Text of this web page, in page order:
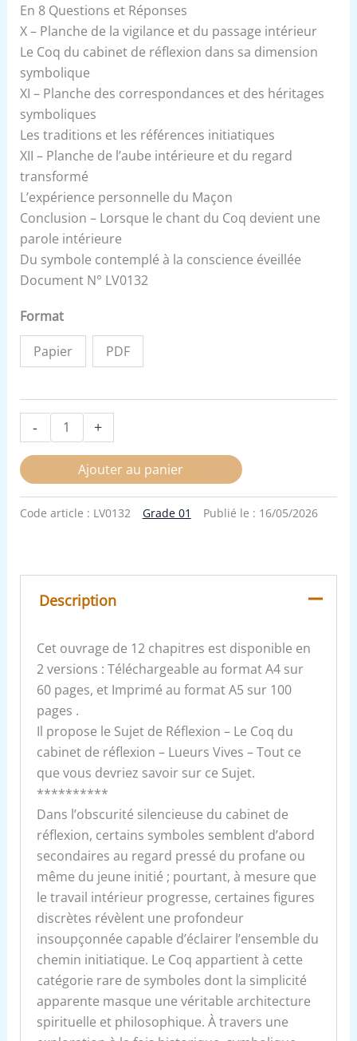
En 8 Questions et Réponses
X – Planche de la vigilance et du passage intérieur
Le Coq du cabinet de réflexion dans sa dimension
symbolique
XI – Planche des correspondances et des héritages
symboliques
Les traditions et les références initiatiques
XII – Planche de l’aube intérieure et du regard
transformé
L’expérience personnelle du Maçon
Conclusion – Lorsque le chant du Coq devient une
parole intérieure
Du symbole contemplé à la conscience éveillée
Document N° LV0132
Format
Papier PDF
- +
Ajouter au panier
Code article : LV0132 Grade 01 Publié le : 16/05/2026
Description
Cet ouvrage de 12 chapitres est disponible en
2 versions : Téléchargeable au format A4 sur
60 pages, et Imprimé au format A5 sur 100
pages .
Il propose le Sujet de Réflexion – Le Coq du
cabinet de réflexion – Lueurs Vives – Tout ce
que vous devriez savoir sur ce Sujet.
**********
Dans l’obscurité silencieuse du cabinet de
réflexion, certains symboles semblent d’abord
secondaires au regard pressé du profane ou
même du jeune initié ; pourtant, à mesure que
le travail intérieur progresse, certaines figures
discrètes révèlent une profondeur
insoupçonnée capable d’éclairer l’ensemble du
chemin initiatique. Le Coq appartient à cette
catégorie rare de symboles dont la simplicité
apparente masque une véritable architecture
spirituelle et philosophique. À travers une